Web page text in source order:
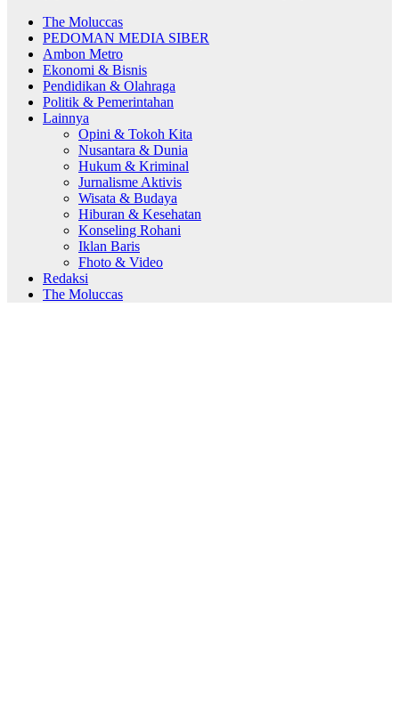
The Moluccas
PEDOMAN MEDIA SIBER
Ambon Metro
Ekonomi & Bisnis
Pendidikan & Olahraga
Politik & Pemerintahan
Lainnya
Opini & Tokoh Kita
Nusantara & Dunia
Hukum & Kriminal
Jurnalisme Aktivis
Wisata & Budaya
Hiburan & Kesehatan
Konseling Rohani
Iklan Baris
Fhoto & Video
Redaksi
The Moluccas